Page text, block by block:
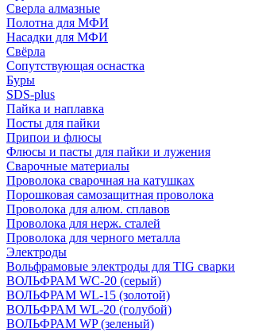
Сверла алмазные
Полотна для МФИ
Насадки для МФИ
Свёрла
Сопутствующая оснастка
Буры
SDS-plus
Пайка и наплавка
Посты для пайки
Припои и флюсы
Флюсы и пасты для пайки и лужения
Сварочные материалы
Проволока сварочная на катушках
Порошковая самозащитная проволока
Проволока для алюм. сплавов
Проволока для нерж. сталей
Проволока для черного металла
Электроды
Вольфрамовые электроды для TIG сварки
ВОЛЬФРАМ WC-20 (серый)
ВОЛЬФРАМ WL-15 (золотой)
ВОЛЬФРАМ WL-20 (голубой)
ВОЛЬФРАМ WP (зеленый)